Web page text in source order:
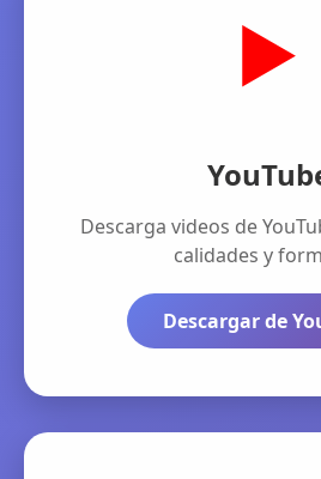
▶️
Descarga videos de
calidades y
Descargar de